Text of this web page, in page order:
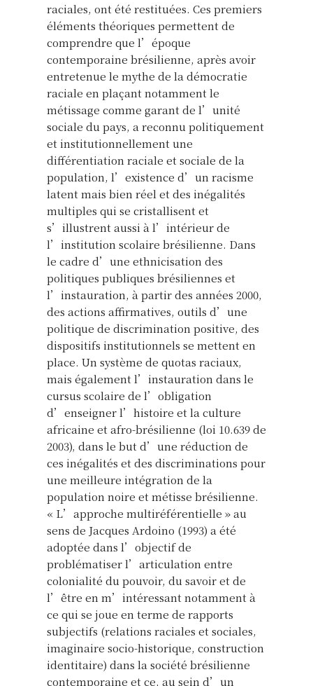
raciales, ont été restituées. Ces premiers
éléments théoriques permettent de
comprendre que l’époque
contemporaine brésilienne, après avoir
entretenue le mythe de la démocratie
raciale en plaçant notamment le
métissage comme garant de l’unité
sociale du pays, a reconnu politiquement
et institutionnellement une
différentiation raciale et sociale de la
population, l’existence d’un racisme
latent mais bien réel et des inégalités
multiples qui se cristallisent et
s’illustrent aussi à l’intérieur de
l’institution scolaire brésilienne. Dans
le cadre d’une ethnicisation des
politiques publiques brésiliennes et
l’instauration, à partir des années 2000,
des actions affirmatives, outils d’une
politique de discrimination positive, des
dispositifs institutionnels se mettent en
place. Un système de quotas raciaux,
mais également l’instauration dans le
cursus scolaire de l’obligation
d’enseigner l’histoire et la culture
africaine et afro-brésilienne (loi 10.639 de
2003), dans le but d’une réduction de
ces inégalités et des discriminations pour
une meilleure intégration de la
population noire et métisse brésilienne.
« L’approche multiréférentielle » au
sens de Jacques Ardoino (1993) a été
adoptée dans l’objectif de
problématiser l’articulation entre
colonialité du pouvoir, du savoir et de
l’être en m’intéressant notamment à
ce qui se joue en terme de rapports
subjectifs (relations raciales et sociales,
imaginaire socio-historique, construction
identitaire) dans la société brésilienne
contemporaine et ce, au sein d’un